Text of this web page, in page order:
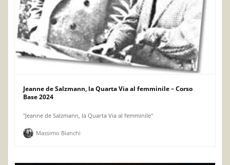
Jeanne de Salzmann, la Quarta Via al femminile – Corso
Base 2024
"Jeanne de Salzmann, la Quarta Via al femminile"
Massimo Bianchi